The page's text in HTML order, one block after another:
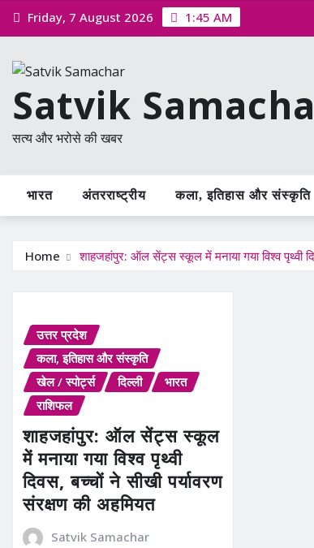
Skip Friday, 7 August 2026 1:45 AM
Satvik
सत्य और भरोसे की खबर
भारत अंतरराष्ट्रीय कला, इतिहास और संस्कृति
Home शाहजहांपुर: ऑल सेंट्स स्कूल में मनाया गया विश्व पृथ्वी
उत्तर प्रदेश
कला, इतिहास और संस्कृति
खेल / स्पोर्ट्स
दिल्ली
भारत
राशिफल
शाहजहांपुर: ऑल सेंट्स स्कूल
में मनाया गया विश्व पृथ्वी
दिवस, बच्चों ने सीखी पर्यावरण
संरक्षण की अहमियत
Satvik Samachar